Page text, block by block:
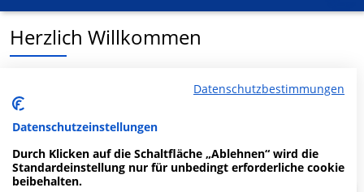
Herzlich Willkommen
MVZ am HKK Walsrode GmbH in der Saarstr. 16 ist ein
medizinisches Versorgungszentrum in Walsrode.
Mehr Informationen
Datenschutzbestimmungen
Datenschutzeinstellungen
Durch Klicken auf die Schaltfläche „Ablehnen“ wird die
Standardeinstellung nur für unbedingt erforderliche cookie
beibehalten.